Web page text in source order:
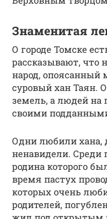
Знаменитая
О городе Томске
рассказывают, что
народ, опоясанный
суровый хан Таян.
земель, а людей на
своими
Одни любили хана,
ненавидели. Среди
родина которого
время пастух
которых очень
родителей,